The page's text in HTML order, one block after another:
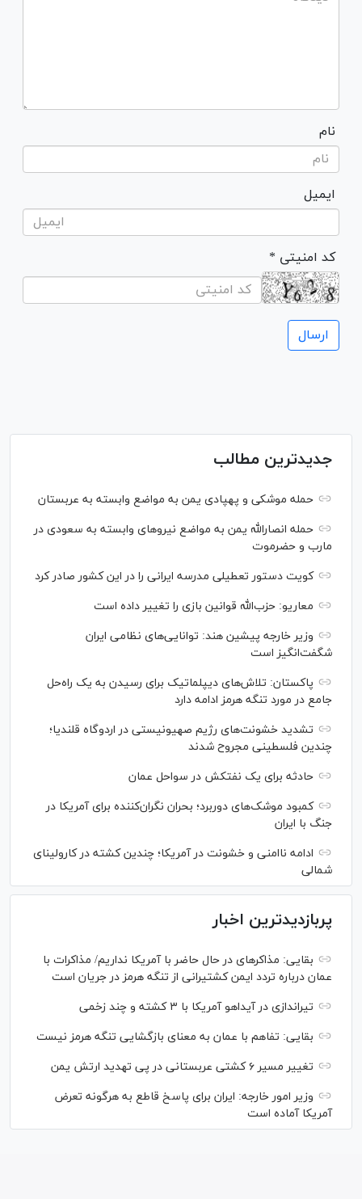
نام
ایمیل
* کد امنیتی
جدیدترین مطالب
حمله موشکی و پهپادی یمن به مواضع وابسته به عربستان
حمله انصارالله یمن به مواضع نیرو‌های وابسته به سعودی در
مارب و حضرموت
کویت دستور تعطیلی مدرسه ایرانی را در این کشور صادر کرد
معاریو: حزب‌الله قوانین بازی را تغییر داده است
وزیر خارجه پیشین هند: توانایی‌های نظامی ایران
شگفت‌انگیز است
پاکستان: تلاش‌های دیپلماتیک برای رسیدن به یک راه‌حل
جامع در مورد تنگه هرمز ادامه دارد
تشدید خشونت‌های رژیم صهیونیستی در اردوگاه قلندیا؛
چندین فلسطینی مجروح شدند
حادثه برای یک نفتکش در سواحل عمان
کمبود موشک‌های دوربرد؛ بحران نگران‌کننده برای آمریکا در
جنگ با ایران
ادامه ناامنی و خشونت در آمریکا؛ چندین کشته در کارولینای
شمالی
پربازدیدترین اخبار
بقایی: مذاکره‎ای در حال حاضر با آمریکا نداریم/ مذاکرات با
عمان درباره تردد ایمن کشتیرانی از تنگه هرمز در جریان است
تیراندازی در آیداهو آمریکا با ۳ کشته و چند زخمی
بقایی: تفاهم با عمان به معنای بازگشایی تنگه هرمز نیست
تغییر مسیر ۶ کشتی عربستانی در پی تهدید ارتش یمن
وزیر امور خارجه: ایران برای پاسخ قاطع به هرگونه تعرض
آمریکا آماده است